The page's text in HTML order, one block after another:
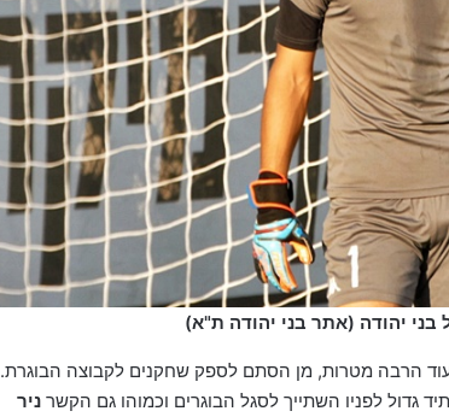
יהודה (אתר בני יהודה ת"א)
הרבה מטרות, מן הסתם לספק שחקנים לקבוצה הבוגרת.
גדול לפניו השתייך לסגל הבוגרים וכמוהו גם הקשר ניר